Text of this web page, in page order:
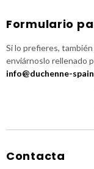
Formulario
Si lo prefieres,
enviárnoslo rellenado
info@duchenne-
Contacta